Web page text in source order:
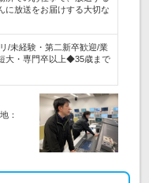
に放送をお届けする大切な
/未経験・第二新卒歓迎/業
大・専門卒以上◆35歳まで
：